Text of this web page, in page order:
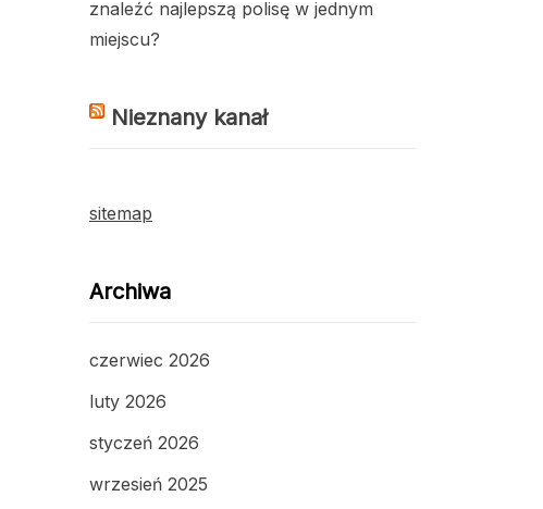
znaleźć najlepszą polisę w jednym
miejscu?
Nieznany kanał
sitemap
Archiwa
czerwiec 2026
luty 2026
styczeń 2026
wrzesień 2025